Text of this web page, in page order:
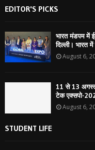
EDITOR'S PICKS
भारत मंडपम में
दिल्ली। भारत
August 6,
11 से 13 अगस्त
टेक एक्सपो-
August 6,
STUDENT LIFE